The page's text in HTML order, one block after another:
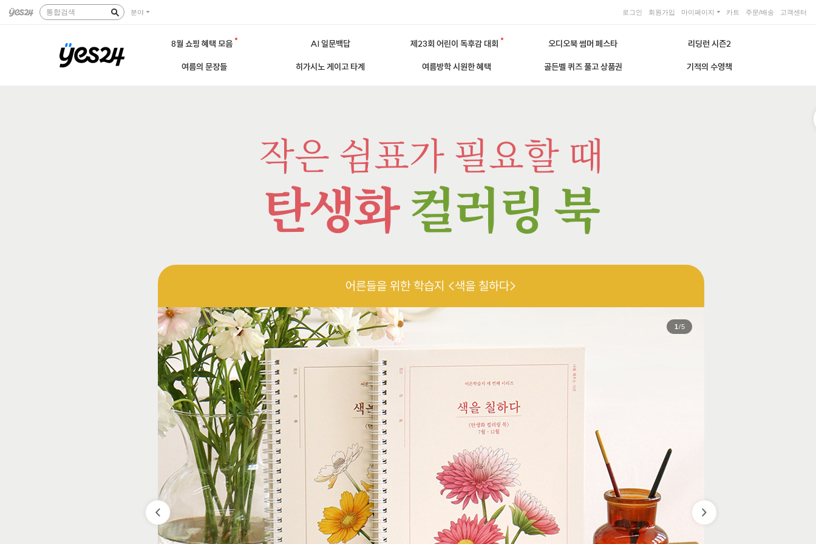
통합검색 분야 로그인 회원가입 마이페이지 카트 주문/배송 고객센터
8월 쇼핑 혜택 모음 AI 일문백답 제23회 어린이 독후감 대회 오디오북 썸머 페스타 리딩런 시즌2
여름의 문장들 히가시노 게이고 타계 여름방학 시원한 혜택 골든벨 퀴즈 풀고 상품권 기적의 수영책
작은 쉼표가 필요할 때
탄생화컬러링 북
어른들을 위한 학습지 <색을 칠하다>
1/5